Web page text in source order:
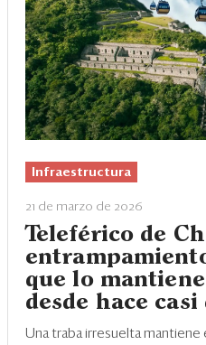
Management
Economía y Finanzas
Legal y Política
Eventos
Blogs
Ranking CEO
Edición Impresa
Infraestructura
21 de marzo de 2026
Teleférico de
que lo
desde hace casi
Una traba irresuelta